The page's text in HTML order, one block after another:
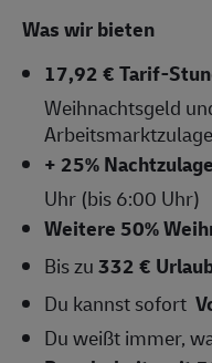
Was wir bieten
17,92 € Tarif-
Weihnachtsgeld
Arbeitsmarktzulage
+ 25%
Uhr (bis 6:00 Uhr)
Weitere 50%
Bis zu332 €
Du kannst sofort
Du weißt immer,